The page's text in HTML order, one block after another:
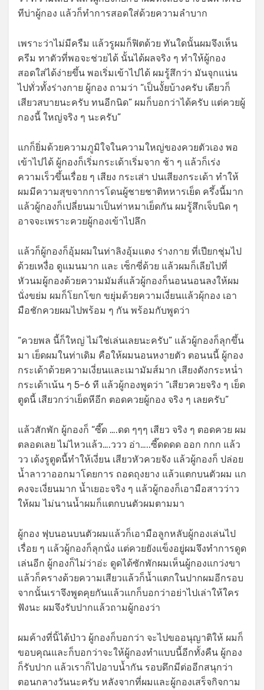
ทีบ่าผู้กอง แล้วก็ทำการสอดใส่ด้วยความลำบาก
เพราะว่าไม่มีครืม แล้วรูผมก็ฟิตด้วย ทันใดนั้นผมจึงเห็น
ครีม ทาตัวที่พอจะช่วยได้ นั้นได้ผลจริง ๆ ทำให้ผู้กอง
สอดใส่ได้ง่ายขึ้น พอเริ่มเข้าไปได้ ผมรู้สึกว่า มันจุกแน่น
ไปทั่วทั้งร่างกาย ผู้กอง ถามว่า “เป็นงั้ยบ้างครับ เดียวก็
เสียวสบายนะครับ ทนอีกนิด” ผมก็บอกว่าได้ครับ แต่ควยผู้
กองนี้ ใหญ่จริง ๆ นะครับ”
แกก็ยิ่มด้วยความภูมิใจในความใหญ่ของควยตัวเอง พอ
เข้าไปได้ ผู้กองก็เริ่มกระเด้าเริ่มจาก ช้า ๆ แล้วก็เร่ง
ความเร็วขึ้นเรื่อย ๆ เสียง กระเส่า ปนเสียงกระเด้า ทำให้
ผมมีความสุขจากการโดนผู้ชายชาติทหารเย็ด ครึ้งนี้มาก
แล้วผู้กองก็เปลี่ยนมาเป็นท่าหมาเย็ดกัน ผมรู้สึกเจ็บนิด ๆ
อาจจะเพราะควยผู้กองเข้าไปลึก
แล้วก็ผู้กองก็อุ้มผมในท่าลิงอุ้มแตง ร่างกาย ที่เปียกชุ่มไป
ด้วยเหงื่อ ดูแมนมาก และ เซ็กซี่ด้วย แล้วผมก็เลียไปที่
หัวนมผู้กองด้วยความมัมส์แล้วผู้กองก็นอนนอนลงให้ผม
นั่งขย่ม ผมก็โยกโขก ขยุ่มด้วยความเงี่ยนแล้วผุ้กอง เอา
มือชักควยผมไปพร้อม ๆ กัน พร้อมกับพูดว่า
“ควยพล นี้ก็ใหญ่ ไม่ใช่เล่นเลยนะครับ” แล้วผู้กองก็ลุกขึ้น
มา เย็ดผมในท่าเดิม คือให้ผมนอนหงายตัว ตอนนนี้ ผู้กอง
กระเด้าด้วยความเงี่ยนและเมามัมส์มาก เสียงดังกระหน่ำ
กระเด้าเน้น ๆ 5-6 ที แล้วผู้กองพูดว่า “เสียวควยจริง ๆ เย็ด
ตูดนี้ เสียวกว่าเย็ดหีอีก ตอดควยผู้กอง จริง ๆ เลยครับ”
แล้วสักพัก ผู้กองก็ “ซี๊ด ….ดด ๆๆๆ เสียว จริง ๆ ตอดควย ผม
ตลอดเลย ไม่ไหวแล้ว….ววว อ่า…..ซี๊ดดดด ออก กกก แล้ว
วว เด้งรูตูดนี้ทำให้เงี่ยน เสียวหัวควยจัง แล้วผู้กองก็ ปล่อย
น้ำลาวาออกมาโดยการ ถอดถุงยาง แล้วแตกบนตัวผม แก
คงจะเงี่ยนมาก น้ำเยอะจริง ๆ แล้วผู้กองก็เอามือสาวว่าว
ให้ผม ไม่นานน้ำผมก็แตกบนตัวผมตามมา
ผู้กอง ฟุบนอนบนตัวผมแล้วก็เอามือลูกหลับผู้กองเล่นไป
เรื่อย ๆ แล้วผู้กองก็ลุกนั่ง แต่ควยยังแข็งอยู่ผมจึงทำการดูด
เล่นอีก ผู้กองก็ไม่ว่าอ่ะ ดูดได้ซักพักผมเห็นผู้กองแกว่งขา
แล้วก็ครางด้วยความเสียวแล้วก็น้ำแตกในปากผมอีกรอบ
จากนั้นเราจึงพูดคุยกันแล้วแกก็บอกว่าอย่าไปเล่าให้ใคร
ฟังนะ ผมจึงรับปากแล้วถามผู้กองว่า
ผมค้างที่นิ้ได้ป่าว ผู้กองก็บอกว่า จะไปขออนุญาติให้ ผมก็
ขอบคุณและก็บอกว่าจะให้ผู้กองทำแบบนี้อีกทั้งคืน ผู้กอง
ก็รับปาก แล้วเราก็ไปอาบน้ำกัน รอบดึกมีต่ออีกสนุกว่า
ตอนกลางวันนะครับ หลังจากที่ผมและผู้กองเสร็จกิจกาม